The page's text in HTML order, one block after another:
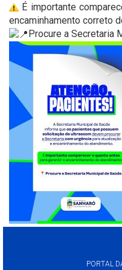
É importante
encaminhamento correto
Procure a Secretaria
PORTAL